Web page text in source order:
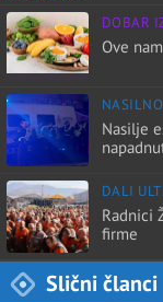
DOBAR
Ove
Nasilje
DALI
Radnici
firme
Slični članci